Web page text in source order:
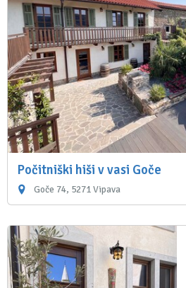
Počitniški hiši v vasi Goče
Goče 74, 5271 Vipava